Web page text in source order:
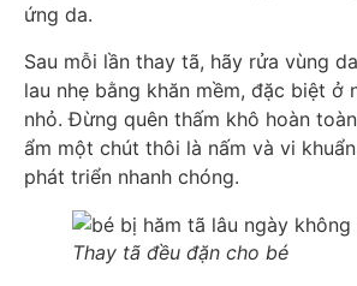
ứng da.
Sau mỗi lần thay tã, hãy rửa vùng
lau nhẹ bằng khăn mềm, đặc biệt ở
nhỏ. Đừng quên thấm khô hoàn
ẩm một chút thôi là nấm và vi
phát triển nhanh chóng.
Thay tã đều đặn cho bé